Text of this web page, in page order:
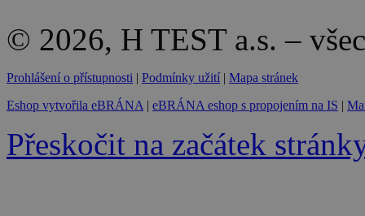
© 2026, H TEST a.s. –
Prohlášení o přístupnosti | Podmínky užití | Mapa stránek
Eshop vytvořila eBRÁNA | eBRÁNA eshop s propojením na IS |
Přeskočit na začátek